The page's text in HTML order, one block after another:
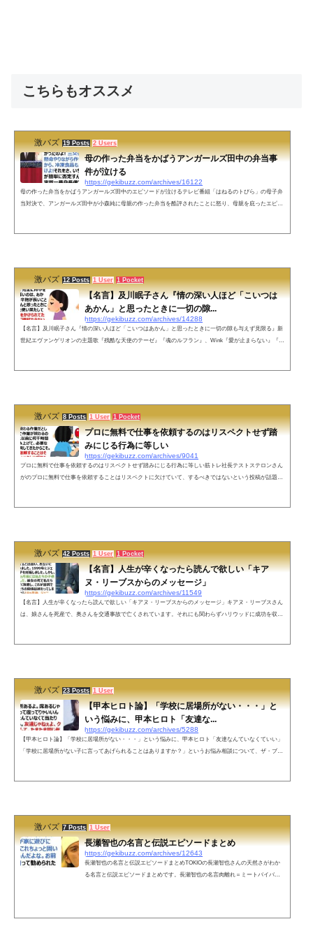
こちらもオススメ
激バズ 19 Posts 2 Users
母の作った弁当をかばうアンガールズ田中の弁当事
件が泣ける
https://gekibuzz.com/archives/16122
母の作った弁当をかばうアンガールズ田中のエピソードが泣けるテレビ番組「はねるのトびら」の母子弁
当対決で、アンガールズ田中が小森純に母親の作った弁当を酷評されたことに怒り、母親を庇ったエピソ
激バズ 12 Posts 1 User 1 Pocket
【名言】及川眠子さん『情の深い人ほど「こいつは
あかん」と思ったときに一切の隙...
https://gekibuzz.com/archives/14288
【名言】及川眠子さん『情の深い人ほど「こいつはあかん」と思ったときに一切の隙も与えず見限る』新
世紀エヴァンゲリオンの主題歌『残酷な天使のテーゼ』『魂のルフラン』、Wink『愛が止まらない』『淋
激バズ 8 Posts 1 User 1 Pocket
プロに無料で仕事を依頼するのはリスペクトせず踏
みにじる行為に等しい
https://gekibuzz.com/archives/9041
プロに無料で仕事を依頼するのはリスペクトせず踏みにじる行為に等しい筋トレ社長テストステロンさん
がのプロに無料で仕事を依頼することはリスペクトに欠けていて、するべきではないという投稿が話題に
激バズ 42 Posts 1 User 1 Pocket
【名言】人生が辛くなったら読んで欲しい「キア
ヌ・リーブスからのメッセージ」
https://gekibuzz.com/archives/11549
【名言】人生が辛くなったら読んで欲しい「キアヌ・リーブスからのメッセージ」キアヌ・リーブスさん
は、娘さんを死産で、奥さんを交通事故で亡くされています。それにも関わらずハリウッドに成功を収め
激バズ 23 Posts 1 User
【甲本ヒロト論】「学校に居場所がない・・・」と
いう悩みに、甲本ヒロト「友達な...
https://gekibuzz.com/archives/5288
【甲本ヒロト論】「学校に居場所がない・・・」という悩みに、甲本ヒロト「友達なんていなくていい」
「学校に居場所がない子に言ってあげられることはありますか？」というお悩み相談について、ザ・ブル
激バズ 7 Posts 1 User
長瀬智也の名言と伝説エピソードまとめ
https://gekibuzz.com/archives/12643
長瀬智也の名言と伝説エピソードまとめTOKIOの長瀬智也さんの天然さがわか
る名言と伝説エピソードまとめです。長瀬智也の名言肉離れ＝ミートバイバイ